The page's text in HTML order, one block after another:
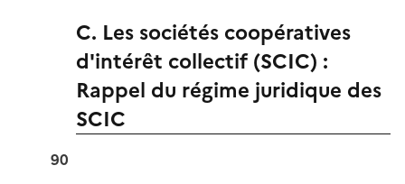
C. Les sociétés coopératives
d'intérêt collectif (SCIC) :
Rappel du régime juridique des
SCIC
90